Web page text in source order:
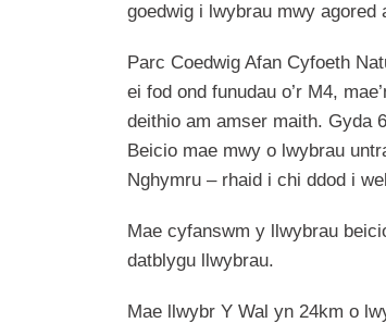
goedwig i lwybrau mwy
Parc Coedwig Afan Cyfoeth
ei fod ond funudau o’r M4,
deithio am amser maith. Gyda
Beicio mae mwy o lwybrau
Nghymru – rhaid i chi ddod i
Mae cyfanswm y llwybrau
datblygu llwybrau.
Mae llwybr Y Wal yn 24km o